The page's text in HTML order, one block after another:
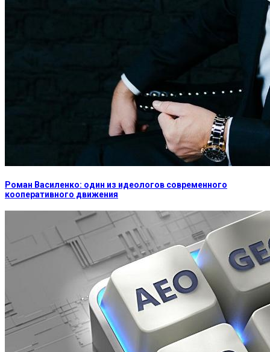
Роман Василенко: один из идеологов современного
кооперативного движения